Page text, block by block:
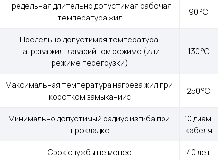
Предельная длительно допустимая рабочая
температура жил
90 °С
Предельно допустимая температура
нагрева жил в аварийном режиме (или
режиме перегрузки)
130 °С
Максимальная температура нагрева жил при
коротком замыканиис
250 °С
Минимально допустимый радиус изгиба при
прокладке
10 диам.
кабеля
Срок службы не менее 40 лет